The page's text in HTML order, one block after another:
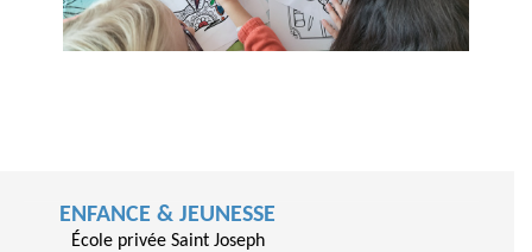
ENFANCE & JEUNESSE
École privée Saint Joseph